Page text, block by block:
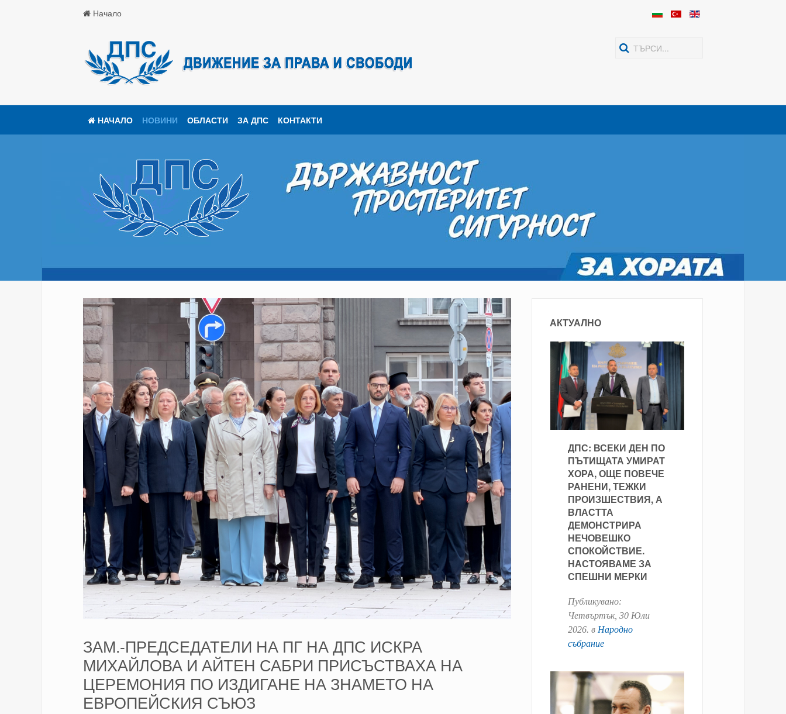
Начало
НАЧАЛО НОВИНИ ОБЛАСТИ ЗА ДПС КОНТАКТИ
ЗАМ.-ПРЕДСЕДАТЕЛИ НА ПГ НА ДПС ИСКРА
МИХАЙЛОВА И АЙТЕН САБРИ ПРИСЪСТВАХА НА
ЦЕРЕМОНИЯ ПО ИЗДИГАНЕ НА ЗНАМЕТО НА
ЕВРОПЕЙСКИЯ СЪЮЗ
АКТУАЛНО
ДПС: ВСЕКИ ДЕН ПО
ПЪТИЩАТА УМИРАТ
ХОРА, ОЩЕ ПОВЕЧЕ
РАНЕНИ, ТЕЖКИ
ПРОИЗШЕСТВИЯ, А
ВЛАСТТА
ДЕМОНСТРИРА
НЕЧОВЕШКО
СПОКОЙСТВИЕ.
НАСТОЯВАМЕ ЗА
СПЕШНИ МЕРКИ
Публикувано:
Четвъртък, 30 Юли
2026. в Народно
събрание